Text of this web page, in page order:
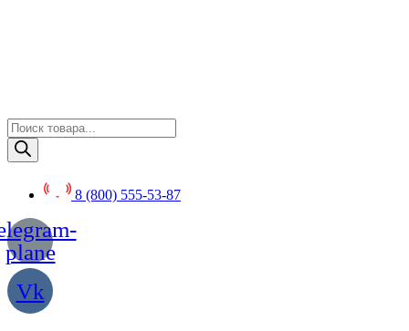
Поиск
товаров
8 (800) 555-53-87
plane
Vk